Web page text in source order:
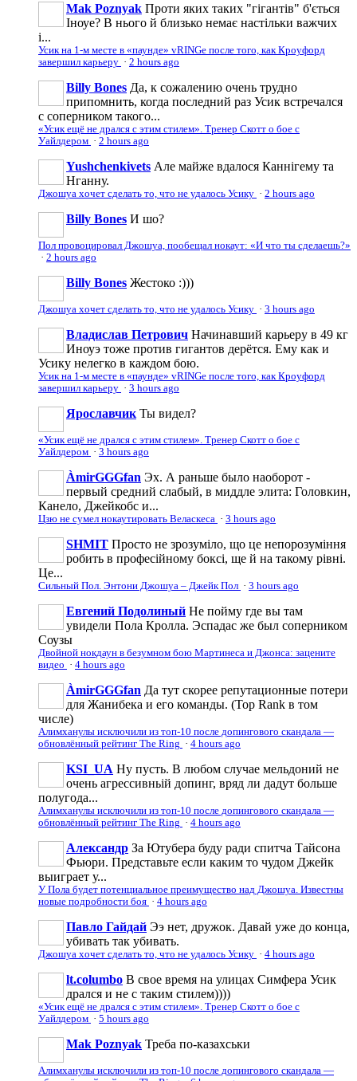
Mak Poznyak Проти яких таких "гігантів" б'ється
Іноуе? В нього й близько немає настільки важчих
і...
Усик на 1-м месте в «паунде» vRINGe после того, как Кроуфорд
завершил карьеру · 2 hours ago
Billy Bones Да, к сожалению очень трудно
припомнить, когда последний раз Усик встречался
с соперником такого...
«Усик ещё не дрался с этим стилем». Тренер Скотт о бое с
Уайлдером · 2 hours ago
Yushchenkivets Але майже вдалося Каннігему та
Нганну.
Джошуа хочет сделать то, что не удалось Усику · 2 hours ago
Billy Bones И шо?
Пол провоцировал Джошуа, пообещал нокаут: «И что ты сделаешь?»
· 2 hours ago
Billy Bones Жестоко :)))
Джошуа хочет сделать то, что не удалось Усику · 3 hours ago
Владислав Петрович Начинавший карьеру в 49 кг
Иноуэ тоже против гигантов дерётся. Ему как и
Усику нелегко в каждом бою.
Усик на 1-м месте в «паунде» vRINGe после того, как Кроуфорд
завершил карьеру · 3 hours ago
Ярославчик Ты видел?
«Усик ещё не дрался с этим стилем». Тренер Скотт о бое с
Уайлдером · 3 hours ago
ÀmirGGGfan Эх. А раньше было наоборот -
первый средний слабый, в миддле элита: Головкин,
Канело, Джейкобс и...
Цзю не сумел нокаутировать Веласкеса · 3 hours ago
SHMIT Просто не зрозуміло, що це непорозуміння
робить в професійному боксі, ще й на такому рівні.
Це...
Сильный Пол. Энтони Джошуа – Джейк Пол · 3 hours ago
Евгений Подолиный Не пойму где вы там
увидели Пола Кролла. Эспадас же был соперником
Соузы
Двойной нокдаун в безумном бою Мартинеса и Джонса: зацените
видео · 4 hours ago
ÀmirGGGfan Да тут скорее репутационные потери
для Жанибека и его команды. (Top Rank в том
числе)
Алимханулы исключили из топ-10 после допингового скандала —
обновлённый рейтинг The Ring · 4 hours ago
KSI_UA Ну пусть. В любом случае мельдоний не
очень агрессивньій допинг, вряд ли дадут больше
полугода...
Алимханулы исключили из топ-10 после допингового скандала —
обновлённый рейтинг The Ring · 4 hours ago
Александр За Ютубера буду ради спитча Тайсона
Фьюри. Представьте если каким то чудом Джейк
выиграет у...
У Пола будет потенциальное преимущество над Джошуа. Известны
новые подробности боя · 4 hours ago
Павло Гайдай Ээ нет, дружок. Давай уже до конца,
убивать так убивать.
Джошуа хочет сделать то, что не удалось Усику · 4 hours ago
lt.columbo В свое время на улицах Симфера Усик
дрался и не с таким стилем))))
«Усик ещё не дрался с этим стилем». Тренер Скотт о бое с
Уайлдером · 5 hours ago
Mak Poznyak Треба по-казахськи
Алимханулы исключили из топ-10 после допингового скандала —